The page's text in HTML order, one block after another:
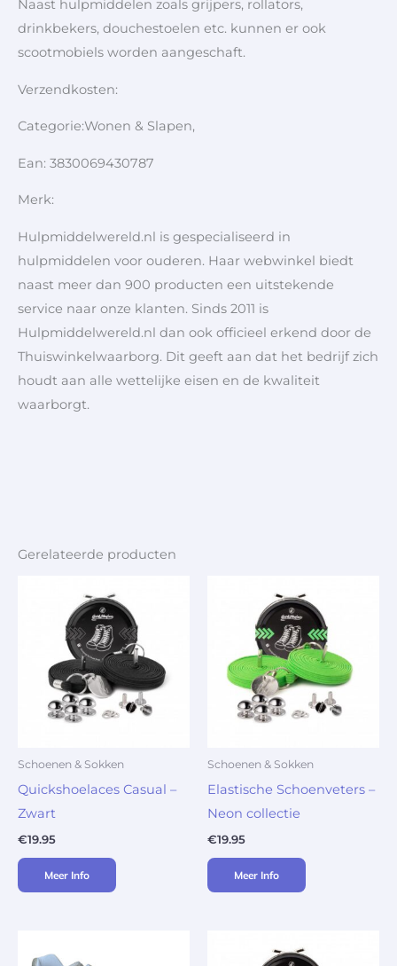
Naast hulpmiddelen zoals grijpers, rollators,
drinkbekers, douchestoelen etc. kunnen er ook
scootmobiels worden aangeschaft.
Verzendkosten:
Categorie:Wonen & Slapen,
Ean: 3830069430787
Merk:
Hulpmiddelwereld.nl is gespecialiseerd in
hulpmiddelen voor ouderen. Haar webwinkel biedt
naast meer dan 900 producten een uitstekende
service naar onze klanten. Sinds 2011 is
Hulpmiddelwereld.nl dan ook officieel erkend door de
Thuiswinkelwaarborg. Dit geeft aan dat het bedrijf zich
houdt aan alle wettelijke eisen en de kwaliteit
waarborgt.
Gerelateerde producten
Schoenen & Sokken
Quickshoelaces Casual –
Zwart
€19.95
Meer Info
Schoenen & Sokken
Elastische Schoenveters –
Neon collectie
€19.95
Meer Info